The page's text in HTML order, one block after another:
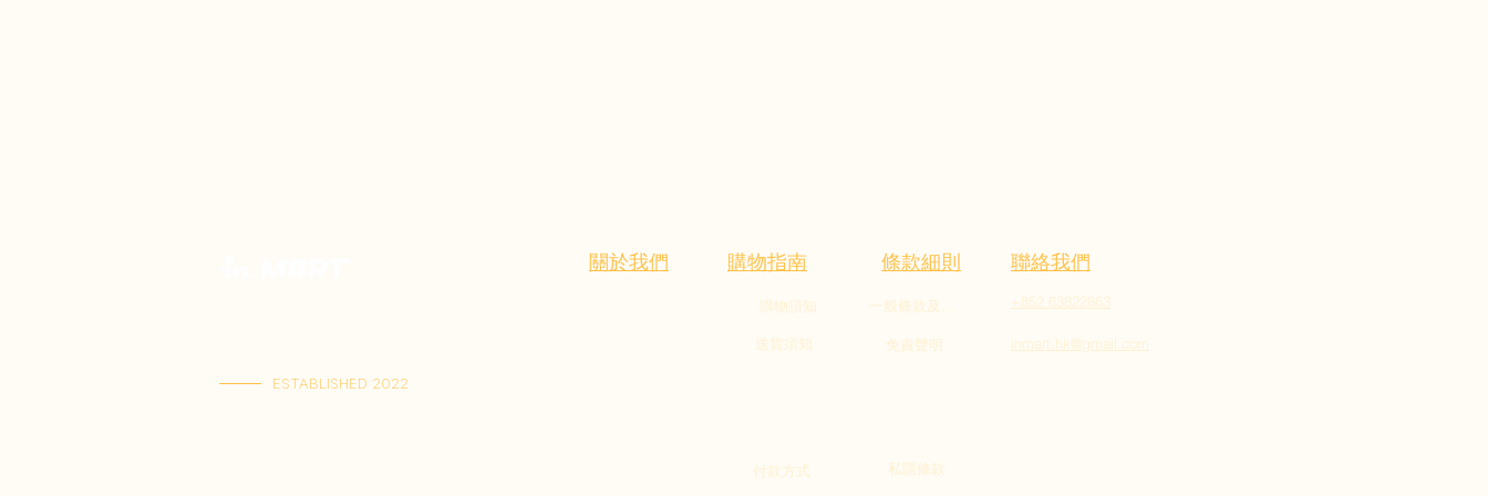
ESTABLISHED 2022
關於我們 購物指南 條款細則
購物須知
送貨須知 免責聲明
聯絡我們
+852 63822863
inmart.hk@gmail.com
付款方式 私隱條款